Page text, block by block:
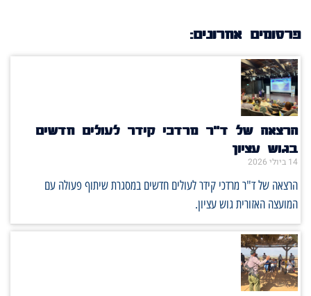
פרסומים אחרונים:
הרצאה של ד"ר מרדכי קידר לעולים חדשים
בגוש עציון
14 ביולי 2026
הרצאה של ד"ר מרדכי קידר לעולים חדשים במסגרת שיתוף פעולה עם
המועצה האזורית גוש עציון.